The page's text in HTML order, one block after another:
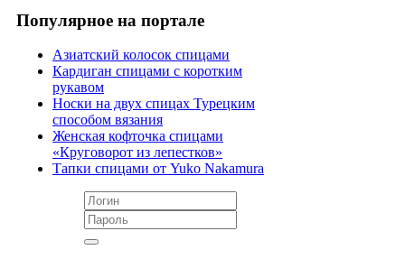
Популярное на портале
Азиатский колосок спицами
Кардиган спицами с коротким
рукавом
Носки на двух спицах Турецким
способом вязания
Женская кофточка спицами
«Круговорот из лепестков»
Тапки спицами от Yuko Nakamura